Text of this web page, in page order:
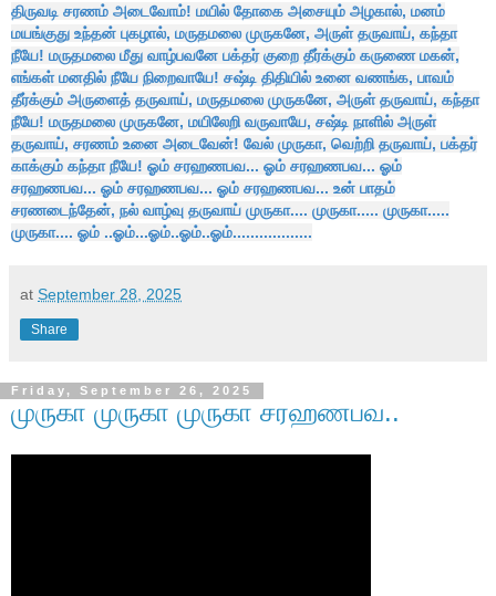
திருவடி சரணம் அடைவோம்! மயில் தோகை அசையும் அழகால், மனம்
மயங்குது உந்தன் புகழால், மருதமலை முருகனே, அருள் தருவாய், கந்தா
நீயே! மருதமலை மீது வாழ்பவனே பக்தர் குறை தீர்க்கும் கருணை மகன்,
எங்கள் மனதில் நீயே நிறைவாயே! சஷ்டி திதியில் உனை வணங்க, பாவம்
தீர்க்கும் அருளைத் தருவாய், மருதமலை முருகனே, அருள் தருவாய், கந்தா
நீயே! மருதமலை முருகனே, மயிலேறி வருவாயே, சஷ்டி நாளில் அருள்
தருவாய், சரணம் உனை அடைவேன்! வேல் முருகா, வெற்றி தருவாய், பக்தர்
காக்கும் கந்தா நீயே! ஓம் சரஹணபவ... ஓம் சரஹணபவ... ஓம்
சரஹணபவ... ஓம் சரஹணபவ... ஓம் சரஹணபவ... உன் பாதம்
சரணடைந்தேன், நல் வாழ்வு தருவாய் முருகா.... முருகா..... முருகா.....
முருகா.... ஓம் ..ஓம்...ஓம்..ஓம்..ஓம்..................
at September 28, 2025
Share
Friday, September 26, 2025
முருகா முருகா முருகா சரஹணபவ..